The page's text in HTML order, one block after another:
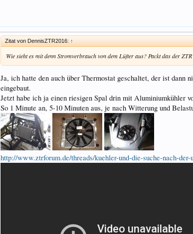
Zitat von DennisZTR2016: ↑
Wie sieht es mit denn Stromverbrauch von dem Lüfter aus? Packt das der
Ja, ich hatte den auch über Thermostat geschaltet, der ist dann
eingebaut.
Jetzt habe ich ja einen riesigen Spal drin mit Aluminiumkühler
So 1 Minute an, 5-10 Minuten aus, je nach Witterung und
http://www.ztrforum.de/threads/kuehler-und-die-suche-nach-